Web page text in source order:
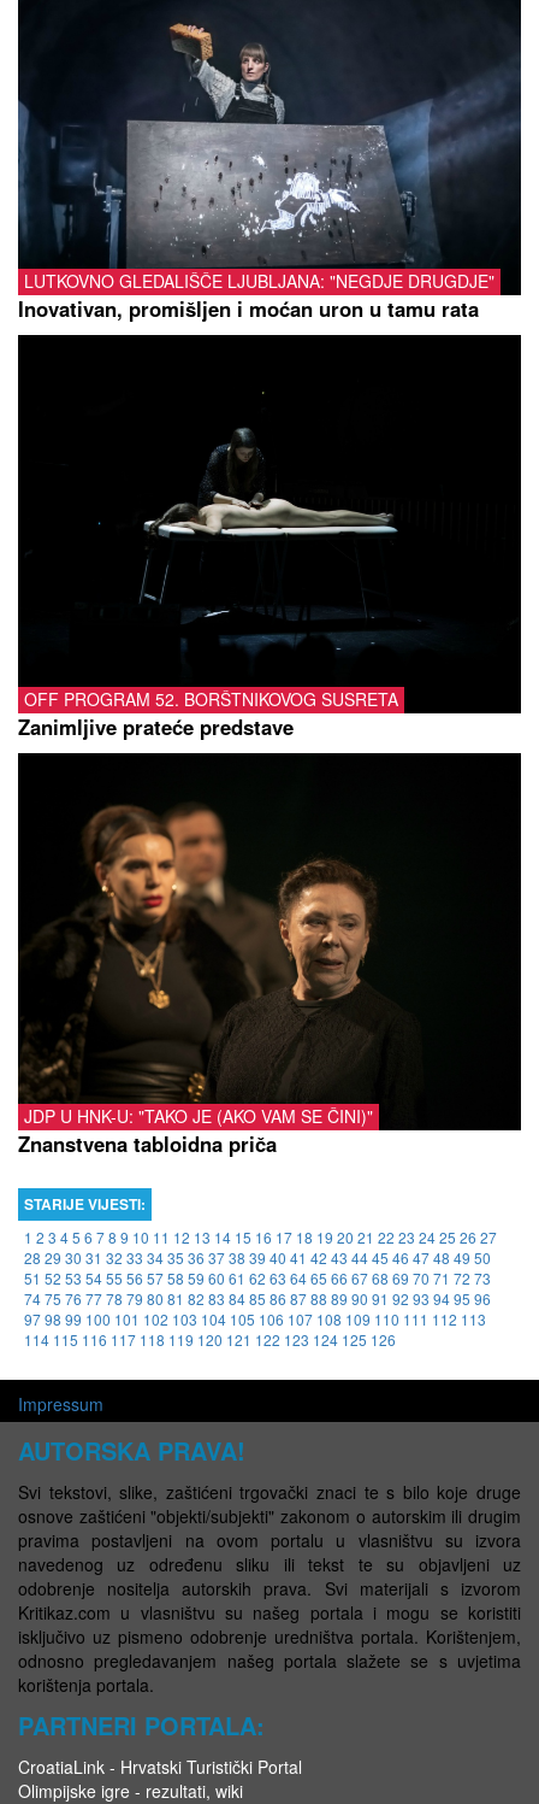
LUTKOVNO GLEDALIŠČE LJUBLJANA: "NEGDJE DRUGDJE"
Inovativan, promišljen i moćan uron u tamu rata
OFF PROGRAM 52. BORŠTNIKOVOG SUSRETA
Zanimljive prateće predstave
JDP U HNK-U: "TAKO JE (AKO VAM SE ČINI)"
Znanstvena tabloidna priča
STARIJE VIJESTI:
1 2 3 45 6 78 9 10 11 12 13 14 15 16 17 18 19 20 21 22 23 2425 26 27
28 29 30 31 32 33 3435 36 3738 39 40 41 42 43 4445 46 4748 49 50
51 52 53 5455 56 5758 59 60 61 62 63 6465 66 6768 69 70 71 72 73
7475 76 7778 79 80 81 82 83 8485 86 8788 89 90 91 92 93 9495 96
9798 99 100 101 102 103 104 105 106 107 108 109 110 111 112 113
114 115 116 117 118 119 120 121 122 123 124 125 126
Impressum
AUTORSKA PRAVA!
Svi tekstovi, slike, zaštićeni trgovački znaci te s bilo koje druge
osnove zaštićeni "objekti/subjekti" zakonom o autorskim ili drugim
pravima postavljeni na ovom portalu u vlasništvu su izvora
navedenog uz određenu sliku ili tekst te su objavljeni uz
odobrenje nositelja autorskih prava. Svi materijali s izvorom
Kritikaz.com u vlasništvu su našeg portala i mogu se koristiti
isključivo uz pismeno odobrenje uredništva portala. Korištenjem,
odnosno pregledavanjem našeg portala slažete se s uvjetima
korištenja portala.
PARTNERI PORTALA:
CroatiaLink - Hrvatski Turistički Portal
Olimpijske igre - rezultati, wiki